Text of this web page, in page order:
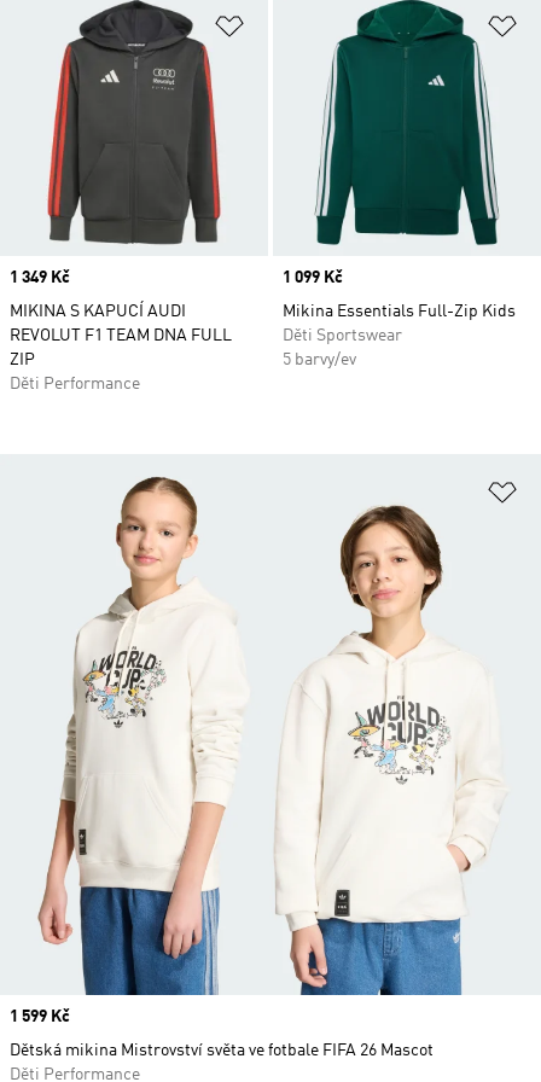
Přidat do seznamu přání
Price
1 349 Kč
MIKINA S KAPUCÍ AUDI
REVOLUT F1 TEAM DNA FULL
ZIP
Děti Performance
Price
1 099 Kč
Mikina Essentials Full-Zip Kids
Děti Sportswear
5 barvy/ev
Price
1 599 Kč
Dětská mikina Mistrovství světa ve fotbale FIFA 26 Mascot
Děti Performance